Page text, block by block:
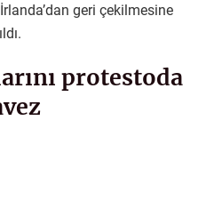
geri çekilmesine
protestoda